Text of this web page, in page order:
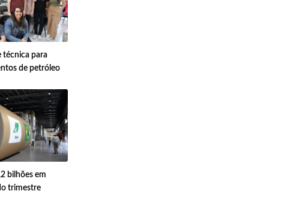
técnica para
de petróleo
bilhões em
trimestre